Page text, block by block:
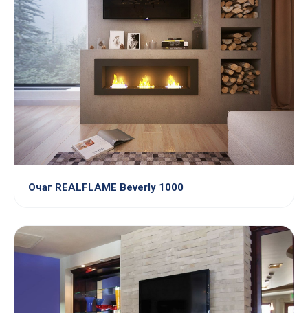
Очаг REALFLAME Beverly 1000